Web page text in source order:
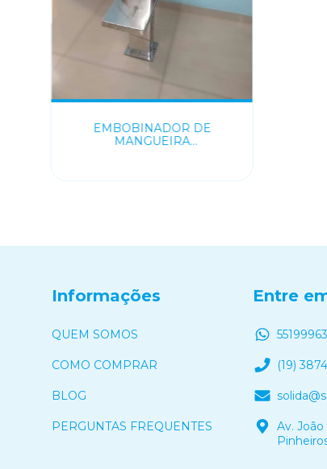
EMBOBINADOR DE
MANGUEIRA
Informações
QUEM SOMOS
COMO COMPRAR
BLOG
PERGUNTAS FREQUENTES
Entre
(19)
Av.